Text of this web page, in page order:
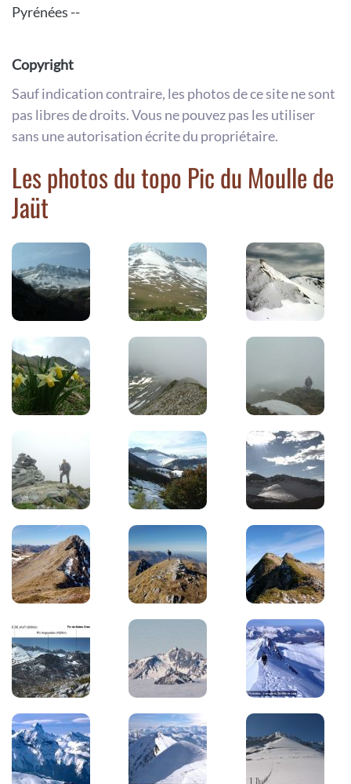
Pyrénées --
Copyright
Sauf indication contraire, les photos de ce site ne sont
pas libres de droits. Vous ne pouvez pas les utiliser
sans une autorisation écrite du propriétaire.
Les photos du topo Pic du Moulle de
Jaüt